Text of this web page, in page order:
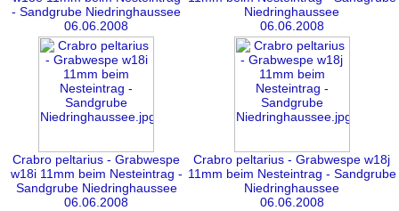
- Sandgrube Niedringhaussee
06.06.2008
Niedringhaussee
06.06.2008
Crabro peltarius - Grabwespe
w18i 11mm beim Nesteintrag -
Sandgrube Niedringhaussee
06.06.2008
Crabro peltarius - Grabwespe w18j
11mm beim Nesteintrag - Sandgrube
Niedringhaussee
06.06.2008